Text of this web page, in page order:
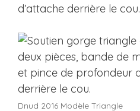
d’attache derrière le cou.
Dnud 2016 Modèle Triangle